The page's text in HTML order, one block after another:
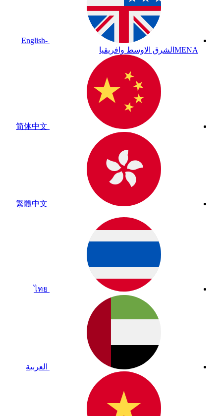
English-
MENA الشرق الاوسط وافريقيا
简体中文
繁體中文
ไทย
العربية